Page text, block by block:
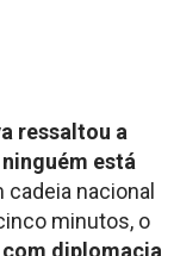
ressaltou a
está
nacional
minutos, o
diplomacia